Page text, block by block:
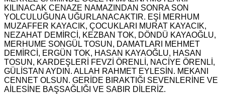
KILINACAK CENAZE NAMAZINDAN SONRA SON
YOLCULUĞUNA UĞURLANACAKTIR. EŞİ MERHUM
MUZAFFER KAYACIK, ÇOCUKLARI MURAT KAYACIK,
NEZAHAT DEMİRCİ, KEZBAN TOK, DÖNDÜ KAYAOĞLU,
MERHUME SONGÜL TOSUN, DAMATLARI MEHMET
DEMİRCİ, ERGÜN TOK, HASAN KAYAOĞLU, HASAN
TOSUN, KARDEŞLERİ FEVZİ ÖRENLİ, NACİYE ÖRENLİ,
GÜLİSTAN AYDIN. ALLAH RAHMET EYLESİN. MEKANI
CENNET OLSUN. GERİDE BIRAKTIĞI SEVENLERİNE VE
AİLESİNE BAŞSAĞLIĞI VE SABIR DİLERİZ.